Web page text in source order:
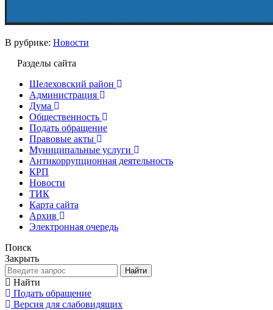
В рубрике: Новости
Разделы сайта
Шелеховский район
Администрация
Дума
Общественность
Подать обращение
Правовые акты
Муниципальные услуги
Антикоррупционная деятельность
КРП
Новости
ТИК
Карта сайта
Архив
Электронная очередь
Поиск
Закрыть
Найти
Найти
Подать обращение
Версия для слабовидящих